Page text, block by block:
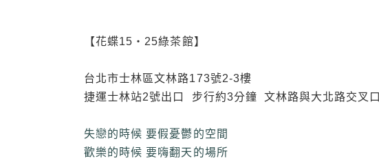
【花蝶15‧25綠茶館】
台北市士林區文林路173號2-3樓
捷運士林站2號出口 步行約3分鐘 文林路與大北路交叉口
失戀的時候 要假憂鬱的空間
歡樂的時候 要嗨翻天的場所